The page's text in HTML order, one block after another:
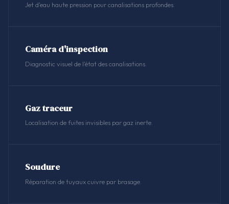
Jet d'eau haute pression pour canalisations profondes.
Caméra d'inspection
Diagnostic visuel de l'état des canalisations.
Gaz traceur
Localisation de fuites invisibles par gaz inerte.
Soudure
Réparation de tuyaux cuivre par brasage.